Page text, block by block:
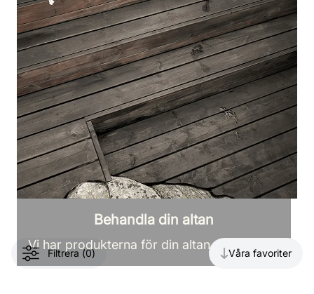
Behandla din altan
Vi har produkterna för din altan och terrass
Visar72produkter
Filtrera (0) Våra favoriter